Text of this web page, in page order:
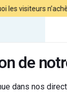
visiteurs
de
dans nos